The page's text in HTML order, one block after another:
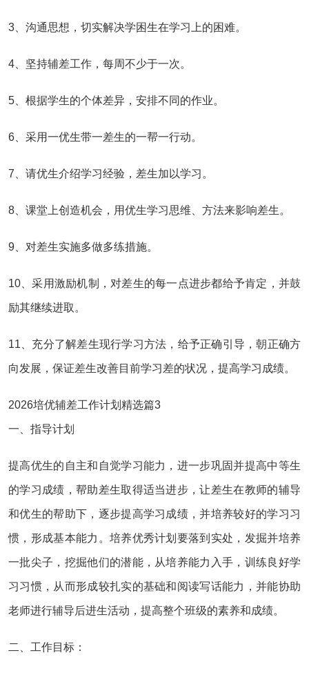
3、沟通思想，切实解决学困生在学习上的困难。
4、坚持辅差工作，每周不少于一次。
5、根据学生的个体差异，安排不同的作业。
6、采用一优生带一差生的一帮一行动。
7、请优生介绍学习经验，差生加以学习。
8、课堂上创造机会，用优生学习思维、方法来影响差生。
9、对差生实施多做多练措施。
10、采用激励机制，对差生的每一点进步都给予肯定，并鼓
励其继续进取。
11、充分了解差生现行学习方法，给予正确引导，朝正确方
向发展，保证差生改善目前学习差的状况，提高学习成绩。
2026培优辅差工作计划精选篇3
一、指导计划
提高优生的自主和自觉学习能力，进一步巩固并提高中等生
的学习成绩，帮助差生取得适当进步，让差生在教师的辅导
和优生的帮助下，逐步提高学习成绩，并培养较好的学习习
惯，形成基本能力。培养优秀计划要落到实处，发掘并培养
一批尖子，挖掘他们的潜能，从培养能力入手，训练良好学
习习惯，从而形成较扎实的基础和阅读写话能力，并能协助
老师进行辅导后进生活动，提高整个班级的素养和成绩。
二、工作目标：